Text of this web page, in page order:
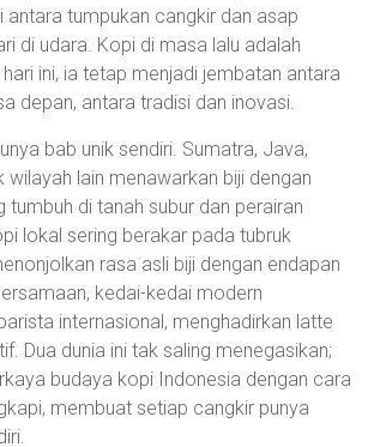
antara tumpukan cangkir dan asap
di udara. Kopi di masa lalu adalah
ini, ia tetap menjadi jembatan antara
depan, antara tradisi dan inovasi.
bab unik sendiri. Sumatra, Java,
wilayah lain menawarkan biji dengan
tumbuh di tanah subur dan perairan
lokal sering berakar pada tubruk
rasa asli biji dengan endapan
kedai-kedai modern
internasional, menghadirkan latte
Dua dunia ini tak saling menegasikan;
budaya kopi Indonesia dengan cara
membuat setiap cangkir punya